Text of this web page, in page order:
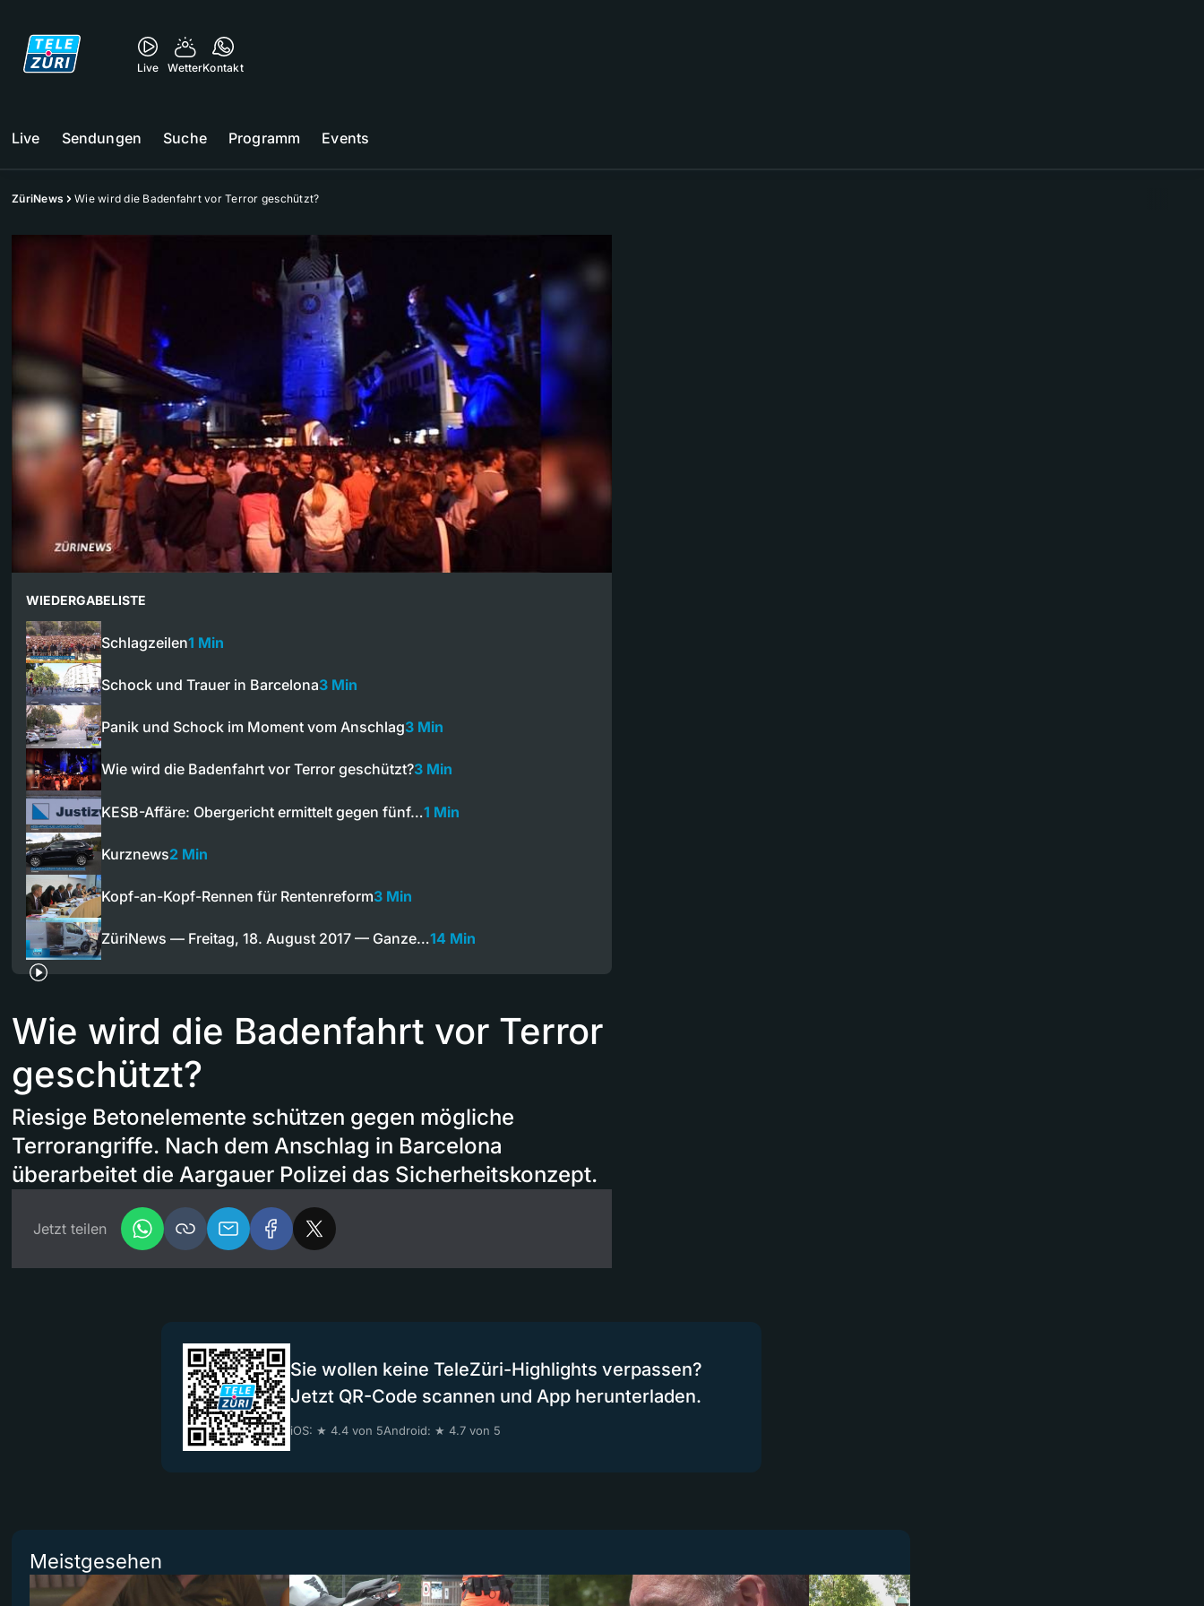
Live WetterKontakt
Live Sendungen Suche Programm Events
ZüriNews Wie wird die Badenfahrt vor Terror geschützt?
WIEDERGABELISTE
Schlagzeilen1 Min
Schock und Trauer in Barcelona3 Min
Panik und Schock im Moment vom Anschlag3 Min
Wie wird die Badenfahrt vor Terror geschützt?3 Min
KESB-Affäre: Obergericht ermittelt gegen fünf…1 Min
Kurznews2 Min
Kopf-an-Kopf-Rennen für Rentenreform3 Min
ZüriNews — Freitag, 18. August 2017 — Ganze…14 Min
Wie wird die Badenfahrt vor Terror
geschützt?
Riesige Betonelemente schützen gegen mögliche
Terrorangriffe. Nach dem Anschlag in Barcelona
überarbeitet die Aargauer Polizei das Sicherheitskonzept.
Jetzt teilen
Sie wollen keine TeleZüri-Highlights verpassen?
Jetzt QR-Code scannen und App herunterladen.
iOS: ★ 4.4 von 5Android: ★ 4.7 von 5
Meistgesehen